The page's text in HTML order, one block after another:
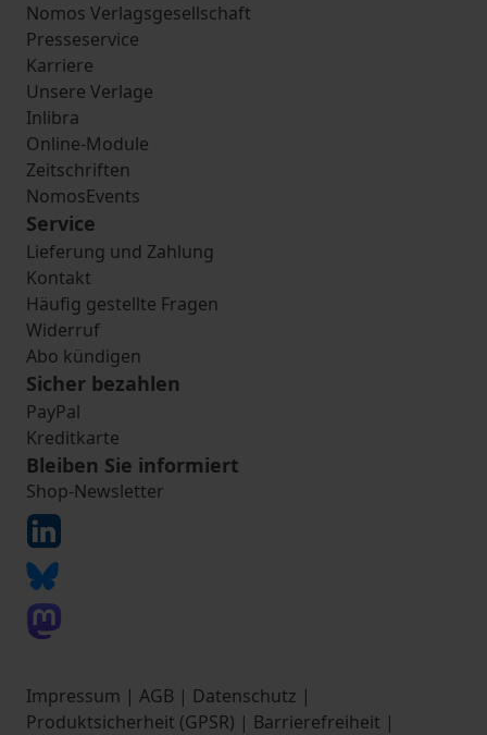
Nomos Verlagsgesellschaft
Presseservice
Karriere
Unsere Verlage
Inlibra
Online-Module
Zeitschriften
NomosEvents
Service
Lieferung und Zahlung
Kontakt
Häufig gestellte Fragen
Widerruf
Abo kündigen
Sicher bezahlen
PayPal
Kreditkarte
Bleiben Sie informiert
Shop-Newsletter
Impressum | AGB | Datenschutz |
Produktsicherheit (GPSR) | Barrierefreiheit |